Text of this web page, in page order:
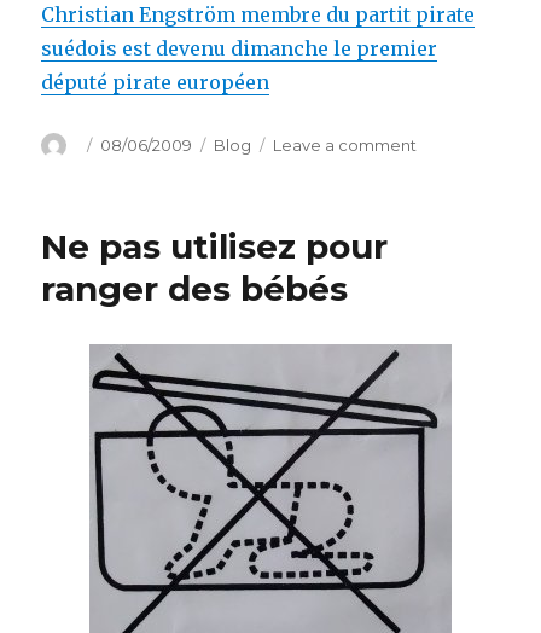
Christian Engström membre du partit pirate
suédois est devenu dimanche le premier
député pirate européen
Author
Posted
08/06/2009 Categories
Blog Leave a comment
Ne pas utilisez pour
ranger des bébés